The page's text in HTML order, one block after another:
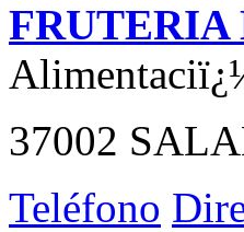
37002
Teléfono